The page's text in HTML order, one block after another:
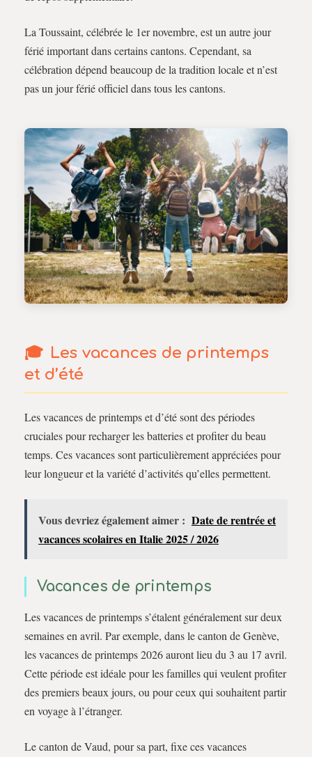
La Toussaint, célébrée le 1er novembre, est un autre jour
férié important dans certains cantons. Cependant, sa
célébration dépend beaucoup de la tradition locale et n’est
pas un jour férié officiel dans tous les cantons.
Les vacances de printemps
et d’été
Les vacances de printemps et d’été sont des périodes
cruciales pour recharger les batteries et profiter du beau
temps. Ces vacances sont particulièrement appréciées pour
leur longueur et la variété d’activités qu’elles permettent.
Vous devriez également aimer : Date de rentrée et
vacances scolaires en Italie 2025 / 2026
Vacances de printemps
Les vacances de printemps s’étalent généralement sur deux
semaines en avril. Par exemple, dans le canton de Genève,
les vacances de printemps 2026 auront lieu du 3 au 17 avril.
Cette période est idéale pour les familles qui veulent profiter
des premiers beaux jours, ou pour ceux qui souhaitent partir
en voyage à l’étranger.
Le canton de Vaud, pour sa part, fixe ces vacances